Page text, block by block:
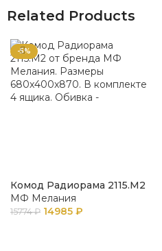
Related Products
-5%
Комод Радиорама 2115.М2
МФ Мелания
15774₽ 14985 ₽